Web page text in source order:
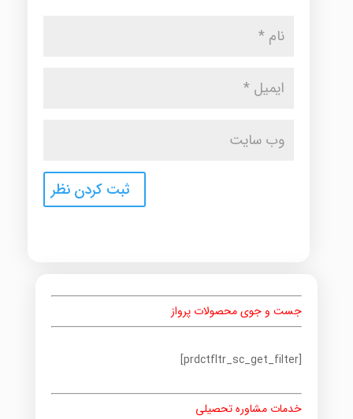
جست و جوی محصولات پرواز
[prdctfltr_sc_get_filter]
خدمات مشاوره تحصیلی